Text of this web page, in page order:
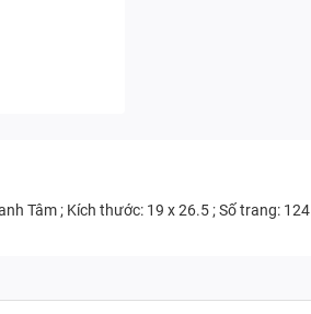
Tâm ; Kích thước: 19 x 26.5 ; Số trang: 124